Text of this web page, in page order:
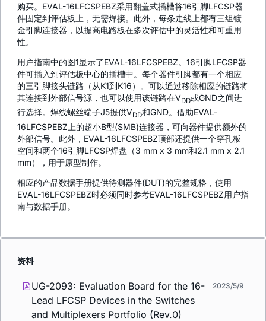
购买。EVAL-16LFCSPEBZ采用翻盖式插槽将16引脚LFCSP器
件固定到评估板上，无需焊接。此外，每条走线上都有三组镀
金引脚连接器，以提高电路板在多次评估中的灵活性和可重用
性。
用户指南中的图1显示了EVAL-16LFCSPEBZ。16引脚LFCSP器
件可插入到评估板中心的插槽中。每个器件引脚都有一个相应
的三引脚接头链路（从K1到K16）。可以通过移除相应的链路将
其连接到外部信号源，也可以使用该链路在VDD或GND之间进
行选择。焊线螺丝端子J5提供VDD和GND。借助EVAL-
16LFCSPEBZ上的超小B型(SMB)连接器，可向器件提供额外的
外部信号。此外，EVAL-16LFCSPEBZ顶部还提供一个穿孔板
空间和两个16引脚LFCSP焊盘（3 mm x 3 mm和2.1 mm x 2.1
mm），用于原型制作。
相应的产品数据手册提供待测器件(DUT)的完整规格，使用
EVAL-16LFCSPEBZ时必须同时参考EVAL-16LFCSPEBZ用户指
南与数据手册。
资料
UG-2093: Evaluation Board for the 16-
Lead LFCSP Devices in the Switches
and Multiplexers Portfolio (Rev.0)
2023/5/9